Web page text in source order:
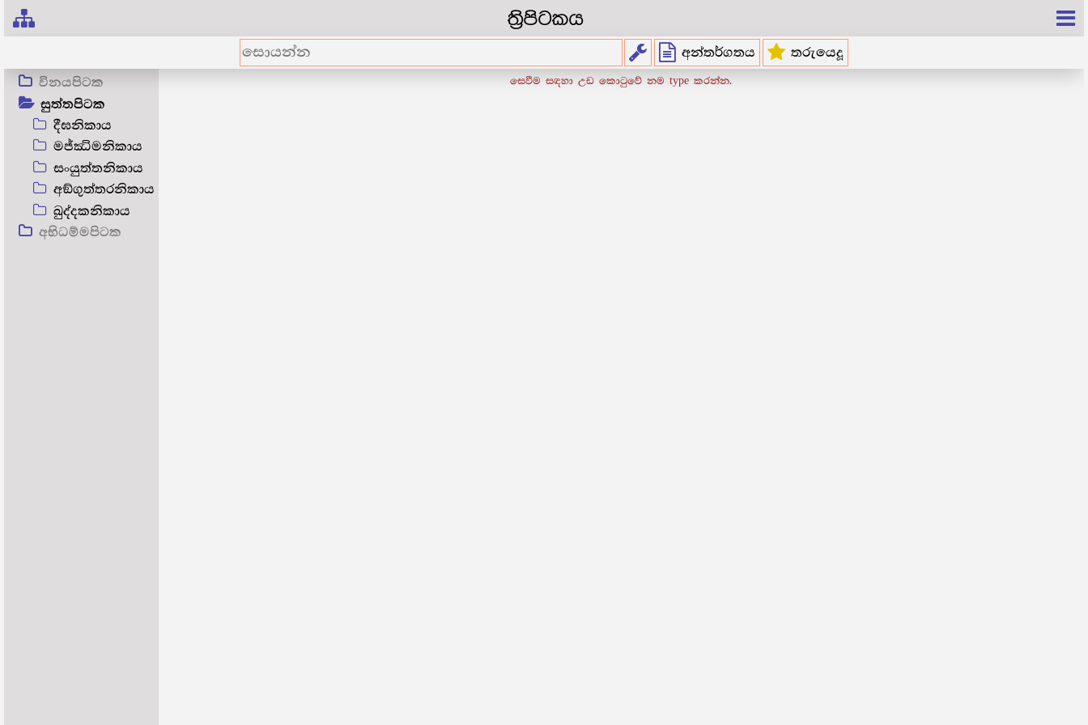
ත්‍රිපිටකය
අන්තර්ගතය තරුයෙදූ
විනයපිටක
සුත්තපිටක
දීඝනිකාය
මජ්ඣිමනිකාය
සංයුත්තනිකාය
අඞ්ගුත්තරනිකාය
ඛුද්දකනිකාය
අභිධම්මපිටක
සෙවීම සඳහා උඩ කොටුවේ නම type කරන්න.